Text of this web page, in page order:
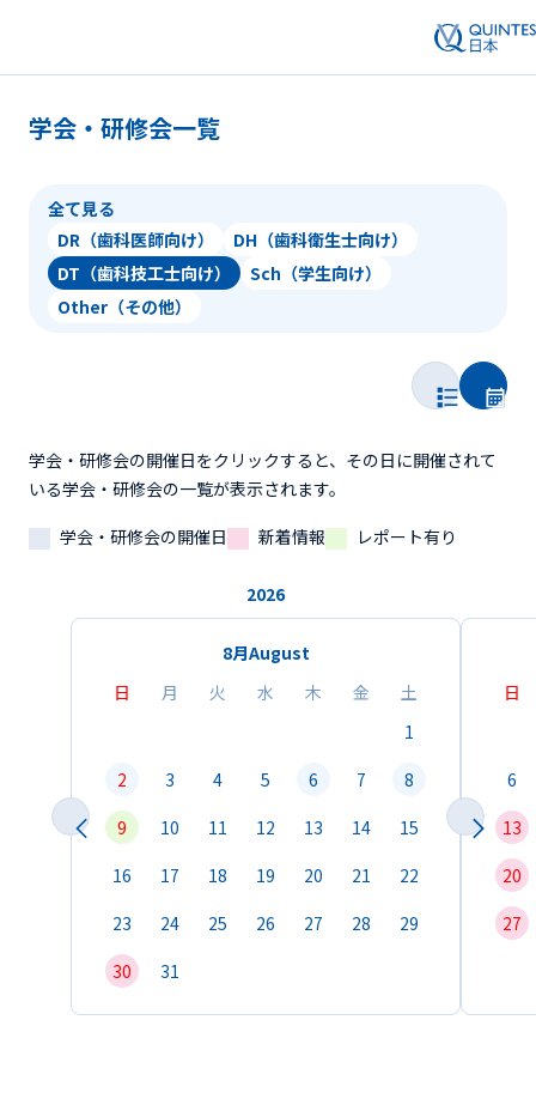
学会・研修会一覧
全て見る
DR（歯科医師向け）
DH（歯科衛生士向け）
DT（歯科技工士向け）
Sch（学生向け）
Other（その他）
学会・研修会の開催日をクリックすると、その日に開催されて
いる学会・研修会の一覧が表示されます。
学会・研修会の開催日
新着情報 レポート有り
2026
8月August
日
月 火 水 木 金
土
1
2
3 4 5 6 7
8
9
10 11 12 13 14
15
16
17 18 19 20 21
22
23
24 25 26 27 28
29
30
31
日
6
13
20
27